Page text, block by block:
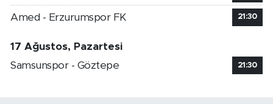
Amed - Erzurumspor FK 21:30
17 Ağustos, Pazartesi
Samsunspor - Göztepe
21:30